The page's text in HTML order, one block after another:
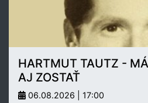
HARTMUT TAUTZ -
AJ ZOSTAŤ
06.08.2026 | 17:00